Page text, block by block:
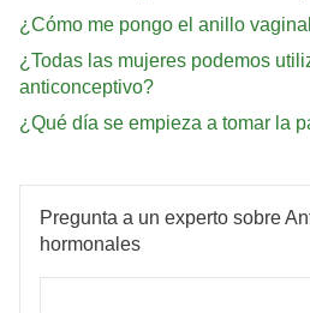
¿Cómo me pongo el anillo
¿Todas las mujeres podemos
anticonceptivo?
¿Qué día se empieza a tomar la
Pregunta a un experto sobre
hormonales